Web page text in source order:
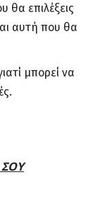
θα επιλέξεις
αυτή που θα
μπορεί να